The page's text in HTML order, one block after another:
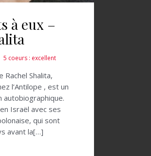
à eux –
5 coeurs : excellent
Rachel Shalita,
l’Antilope , est un
autobiographique.
Israël avec ses
qui sont
avant la[…]